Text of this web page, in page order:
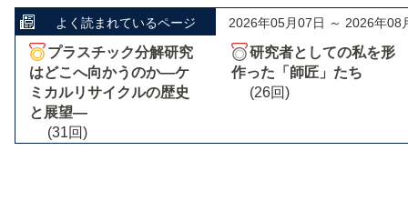
よく読まれているページ 2026年05月07日 ～ 2026年08
プラスチック分解研究
はどこへ向かうのか―ケ
ミカルリサイクルの歴史
と展望―
(31回)
研究者としての私を形
作った「師匠」たち
(26回)